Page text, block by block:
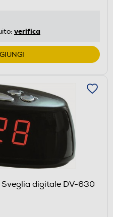
verifica
Sveglia digitale DV-630